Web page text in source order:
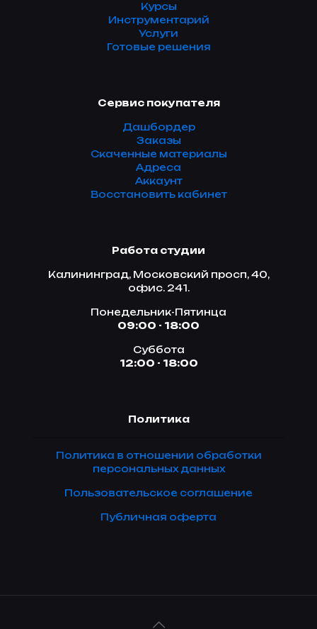
Курсы
Инструментарий
Услуги
Готовые решения
Сервис покупателя
Дашбордер
Заказы
Скаченные материалы
Адреса
Аккаунт
Восстановить кабинет
Работа студии
Калининград, Московский просп, 40,
офис. 241.
Понедельник-Пятинца
09:00 - 18:00
Суббота
12:00 - 18:00
Политика
Политика в отношении обработки
персональных данных
Пользовательское соглашение
Публичная оферта